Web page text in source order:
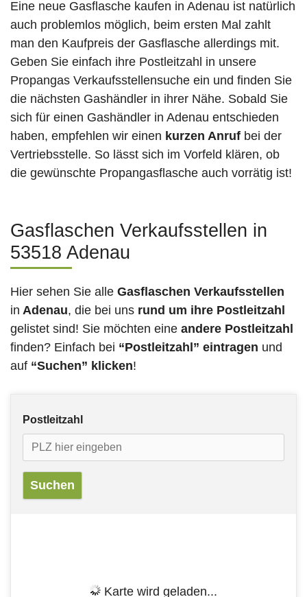
Eine neue Gasflasche kaufen in Adenau ist natürlich
auch problemlos möglich, beim ersten Mal zahlt
man den Kaufpreis der Gasflasche allerdings mit.
Geben Sie einfach ihre Postleitzahl in unsere
Propangas Verkaufsstellensuche ein und finden Sie
die nächsten Gashändler in ihrer Nähe. Sobald Sie
sich für einen Gashändler in Adenau entschieden
haben, empfehlen wir einen kurzen Anruf bei der
Vertriebsstelle. So lässt sich im Vorfeld klären, ob
die gewünschte Propangasflasche auch vorrätig ist!
Gasflaschen Verkaufsstellen in
53518 Adenau
Hier sehen Sie alle Gasflaschen Verkaufsstellen
in Adenau, die bei uns rund um ihre Postleitzahl
gelistet sind! Sie möchten eine andere Postleitzahl
finden? Einfach bei “Postleitzahl” eintragen und
auf “Suchen” klicken!
Postleitzahl
Karte wird geladen...